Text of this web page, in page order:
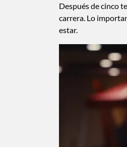
Después de cinco
carrera. Lo
estar.